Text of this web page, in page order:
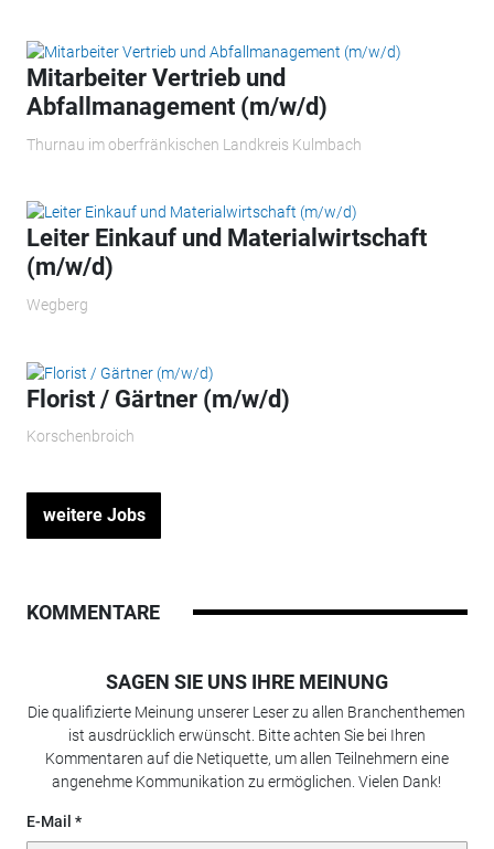
Mitarbeiter Vertrieb und
Abfallmanagement (m/w/d)
Thurnau im oberfränkischen Landkreis Kulmbach
Leiter Einkauf und Materialwirtschaft
(m/w/d)
Wegberg
Florist / Gärtner (m/w/d)
Korschenbroich
weitere Jobs
KOMMENTARE
SAGEN SIE UNS IHRE MEINUNG
Die qualifizierte Meinung unserer Leser zu allen Branchenthemen
ist ausdrücklich erwünscht. Bitte achten Sie bei Ihren
Kommentaren auf die Netiquette, um allen Teilnehmern eine
angenehme Kommunikation zu ermöglichen. Vielen Dank!
E-Mail